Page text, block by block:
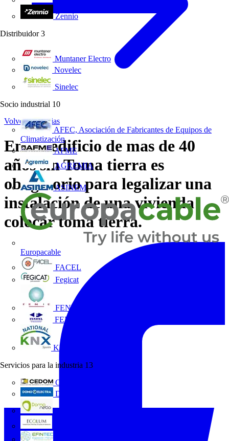
Zennio
Distribuidor 3
Muntaner Electro
Novelec
Sinelec
Socio industrial 10
AFEC, Asociación de Fabricantes de Equipos de
Climatización
AFME
AGREMIA
ASINEM
Europacable
FACEL
Fegicat
FENIE
FENITEL
KNX España
Servicios para la industria 13
CEDOM
Domo Electra
Domonetio
Volver a Noticias
En un edificio de mas de 40
años sin Toma tierra es
obligatorio para legalizar una
instalación de una vivienda
colocar toma tierra.